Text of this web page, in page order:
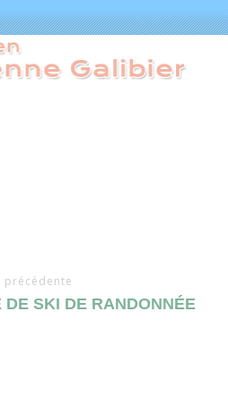
précédente
DE SKI DE RANDONNÉE